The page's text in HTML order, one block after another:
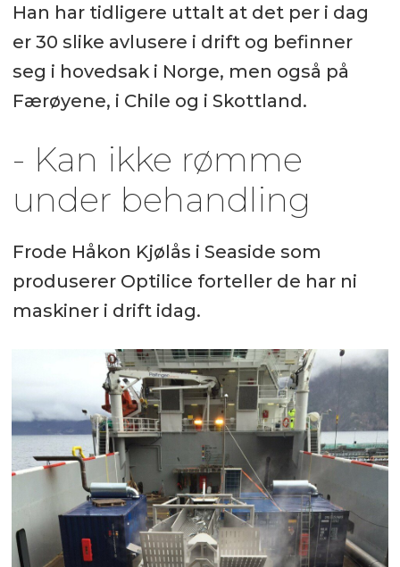
Han har tidligere uttalt at det per i dag
er 30 slike avlusere i drift og befinner
seg i hovedsak i Norge, men også på
Færøyene, i Chile og i Skottland.
- Kan ikke rømme
under behandling
Frode Håkon Kjølås i Seaside som
produserer Optilice forteller de har ni
maskiner i drift idag.